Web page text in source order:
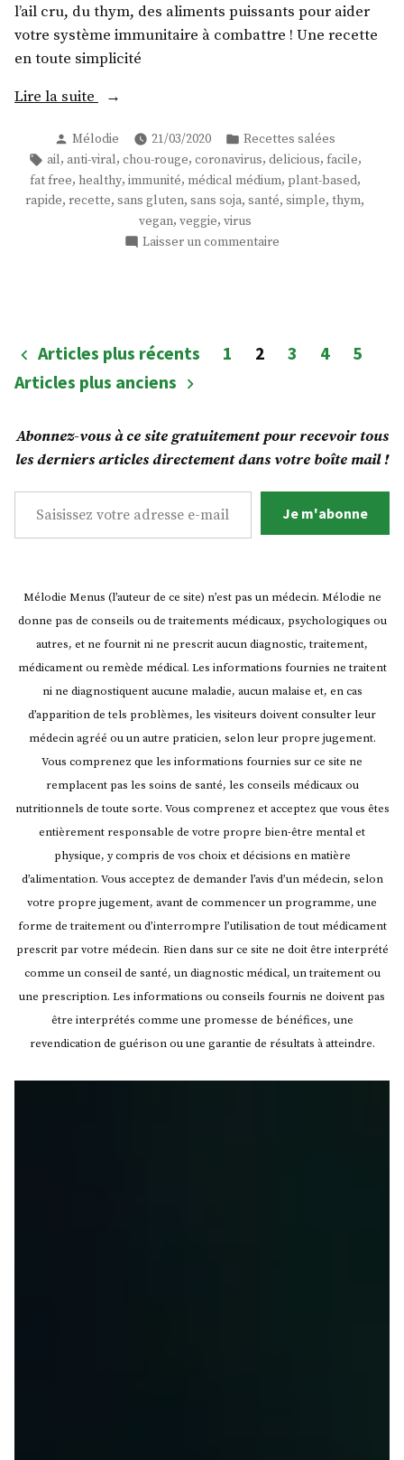
l’ail cru, du thym, des aliments puissants pour aider
votre système immunitaire à combattre ! Une recette
en toute simplicité
Lire la suite
« Un
de
chou-
rouge
anti-
virale) »
Publié
par
Mélodie 21/03/2020
Publié
dans
Recettes salées
Étiquettes :
ail, anti-viral, chou-rouge, coronavirus, delicious, facile,
fat free, healthy, immunité, médical médium, plant-based,
rapide, recette, sans gluten, sans soja, santé, simple, thym,
vegan, veggie, virus
Laisser un commentaire
thym
(recette
Pagination
des
Articles plus récents 1 2 3 4
5
Articles plus anciens
Abonnez-vous à ce site gratuitement pour recevoir tous
les derniers articles directement dans votre boîte mail !
Saisissez votre adresse e-mail…
Je m'abonne
Mélodie Menus (l’auteur de ce site) n’est pas un médecin. Mélodie ne
donne pas de conseils ou de traitements médicaux, psychologiques ou
autres, et ne fournit ni ne prescrit aucun diagnostic, traitement,
médicament ou remède médical. Les informations fournies ne traitent
ni ne diagnostiquent aucune maladie, aucun malaise et, en cas
d’apparition de tels problèmes, les visiteurs doivent consulter leur
médecin agréé ou un autre praticien, selon leur propre jugement.
Vous comprenez que les informations fournies sur ce site ne
remplacent pas les soins de santé, les conseils médicaux ou
nutritionnels de toute sorte. Vous comprenez et acceptez que vous êtes
entièrement responsable de votre propre bien-être mental et
physique, y compris de vos choix et décisions en matière
d’alimentation. Vous acceptez de demander l’avis d’un médecin, selon
votre propre jugement, avant de commencer un programme, une
forme de traitement ou d’interrompre l’utilisation de tout médicament
prescrit par votre médecin. Rien dans sur ce site ne doit être interprété
comme un conseil de santé, un diagnostic médical, un traitement ou
une prescription. Les informations ou conseils fournis ne doivent pas
être interprétés comme une promesse de bénéfices, une
revendication de guérison ou une garantie de résultats à atteindre.